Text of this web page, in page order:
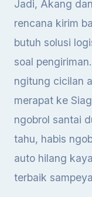
Jadi, Akang
rencana kirim
butuh solusi
soal
ngitung cicilan
merapat ke
ngobrol santai
tahu, habis
auto hilang
terbaik